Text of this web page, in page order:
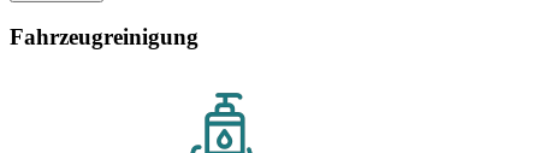
Fahrzeugreinigung